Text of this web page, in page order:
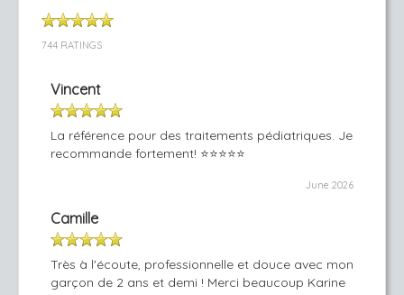
744 RATINGS
Vincent
La référence pour des traitements pédiatriques. Je
recommande fortement! ⭐️⭐️⭐️⭐️⭐️
June 2026
Camille
Très à l'écoute, professionnelle et douce avec mon
garçon de 2 ans et demi ! Merci beaucoup Karine